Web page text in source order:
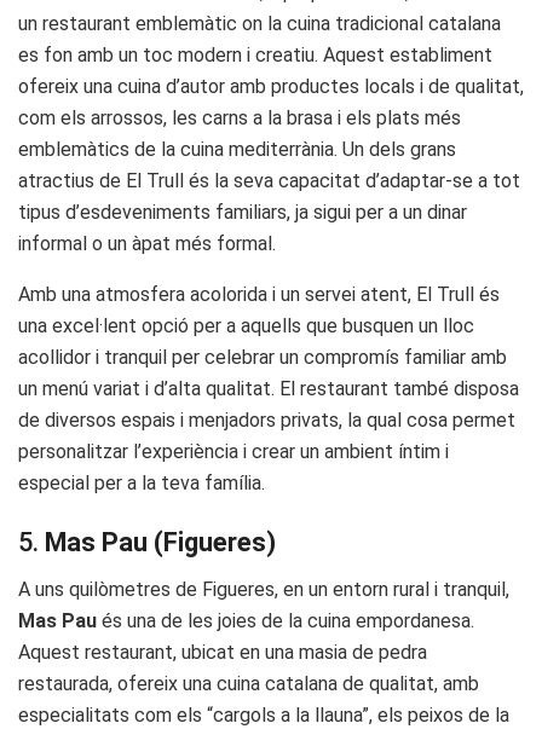
un restaurant emblemàtic on la cuina tradicional catalana
es fon amb un toc modern i creatiu. Aquest establiment
ofereix una cuina d’autor amb productes locals i de qualitat,
com els arrossos, les carns a la brasa i els plats més
emblemàtics de la cuina mediterrània. Un dels grans
atractius de El Trull és la seva capacitat d’adaptar-se a tot
tipus d’esdeveniments familiars, ja sigui per a un dinar
informal o un àpat més formal.
Amb una atmosfera acolorida i un servei atent, El Trull és
una excel·lent opció per a aquells que busquen un lloc
acollidor i tranquil per celebrar un compromís familiar amb
un menú variat i d’alta qualitat. El restaurant també disposa
de diversos espais i menjadors privats, la qual cosa permet
personalitzar l’experiència i crear un ambient íntim i
especial per a la teva família.
5. Mas Pau (Figueres)
A uns quilòmetres de Figueres, en un entorn rural i tranquil,
Mas Pau és una de les joies de la cuina empordanesa.
Aquest restaurant, ubicat en una masia de pedra
restaurada, ofereix una cuina catalana de qualitat, amb
especialitats com els “cargols a la llauna”, els peixos de la